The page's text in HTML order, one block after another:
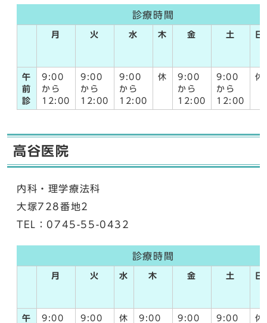
診療時間
月 火 水 木 金 土 日
午
前
診
9:00
から
12:00
9:00
から
12:00
9:00
から
12:00
休
9:00
から
12:00
9:00
から
12:00
休
高谷医院
内科・理学療法科
大塚728番地2
TEL：0745-55-0432
診療時間
月 火 水 木 金 土 日
午
9:00
9:00
休
9:00
9:00
9:00
休